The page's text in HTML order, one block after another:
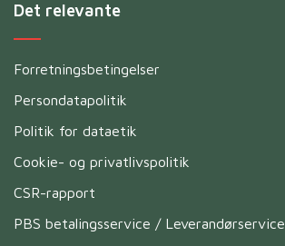
Det relevante
Forretningsbetingelser
Persondatapolitik
Politik for dataetik
Cookie- og privatlivspolitik
CSR-rapport
PBS betalingsservice / Leverandørservice